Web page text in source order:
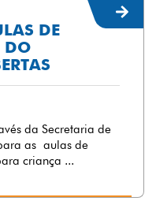
DE
DO
da Secretaria de
as aulas de
criança ...